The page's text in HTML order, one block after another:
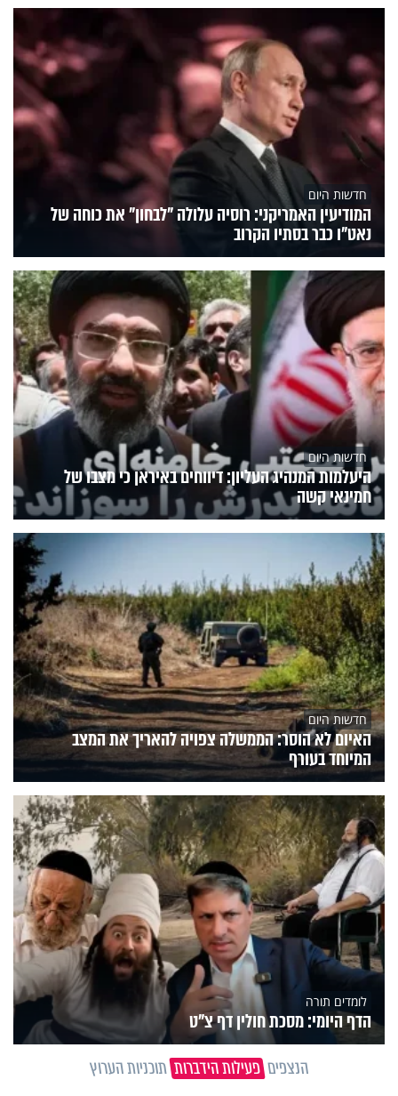
חדשות היום
המודיעין האמריקני: רוסיה עלולה "לבחון" את כוחה של
נאט"ו כבר בסתיו הקרוב
חדשות היום
היעלמות המנהיג העליון: דיווחים באיראן כי מצבו של
חמינאי קשה
חדשות היום
האיום לא הוסר: הממשלה צפויה להאריך את המצב
המיוחד בעורף
לומדים תורה
הדף היומי: מסכת חולין דף צ"ט
הנצפים פעילות הידברות תוכניות הערוץ